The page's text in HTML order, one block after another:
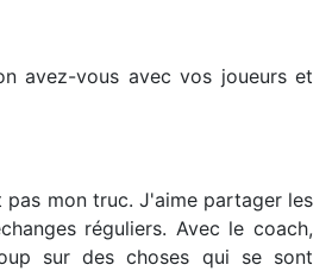
avez-vous avec vos joueurs et
pas mon truc. J'aime partager les
réguliers. Avec le coach,
sur des choses qui se sont